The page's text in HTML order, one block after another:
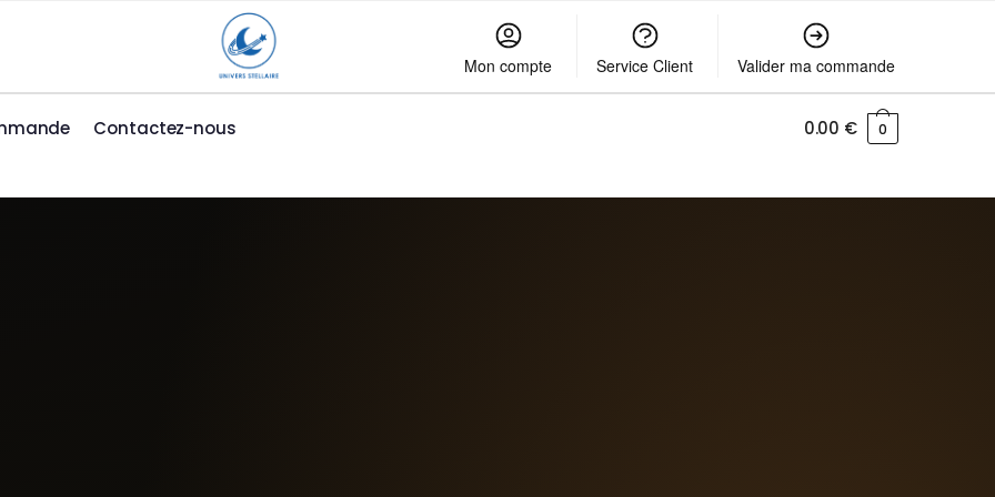
Mon compte Service Client Valider ma commande
Contactez-nous 0.00 € 0